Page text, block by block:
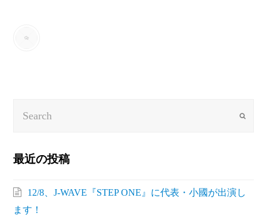
Submit
最近の投稿
12/8、J-WAVE『STEP ONE』に代表・小國が出演し
ます！